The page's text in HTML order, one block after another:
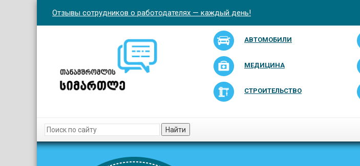
Отзывы сотрудников о работодателях — каждый день!
АВТОМОБИЛИ
МЕДИЦИНА
СТРОИТЕЛЬСТВО
Найти